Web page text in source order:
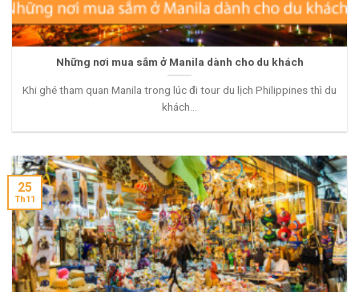
Những nơi mua sắm ở Manila dành cho du khách
Khi ghé tham quan Manila trong lúc đi tour du lịch Philippines thì du
khách...
25
Th11